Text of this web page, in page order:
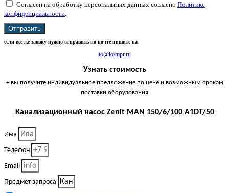
Согласен на обработку персональных данных согласно Политике
конфиденциальности.
Отправить
если все же заявку нужно отправить по почте пишите на
to@kompr.ru
Узнать стоимость
+ вы получите индивидуальное предложение по цене и возможным срокам
поставки оборудования
Канализационный насос Zenit MAN 150/6/100 A1DT/50
Имя
Телефон
Email
Предмет запроса